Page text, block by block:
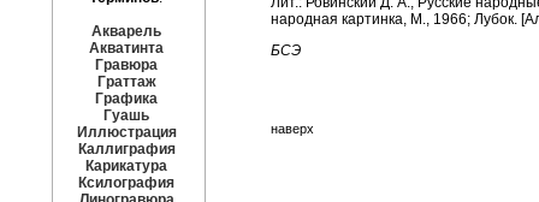
Акварель
Акватинта
Гравюра
Граттаж
Графика
Гуашь
Иллюстрация
Каллиграфия
Карикатура
Ксилография
народная картинка, М., 1966; Лубок.
БСЭ
наверх